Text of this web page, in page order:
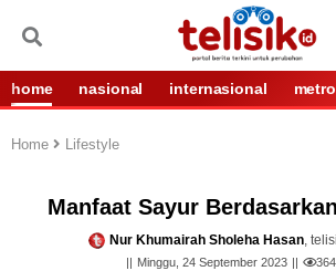
home nasional internasional metro
Home Lifestyle
Manfaat Sayur
Nur Khumairah Sholeha Hasan,
Minggu, 24 September 2023 364